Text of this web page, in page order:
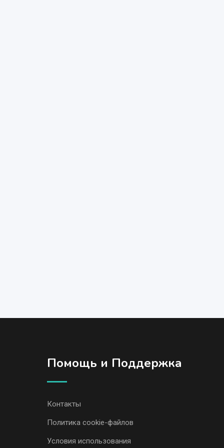
Помощь и Поддержка
Контакты
Политика cookie-файлов
Условия использования